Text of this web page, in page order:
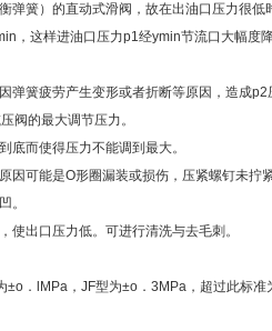
弹簧）的直动式滑阀，故在出油口压力很低
，这样进油口压力p1经ymin节流口大幅度
簧疲劳产生变形或者折断等原因，造成p2
阀的最大调节压力。
而使得压力不能调到最大。
可能是O形圈漏装或损伤，压紧螺钉未拧
。
出口压力低。可进行清洗与去毛刺。
．lMPa，JF型为±o．3MPa，超过此标准